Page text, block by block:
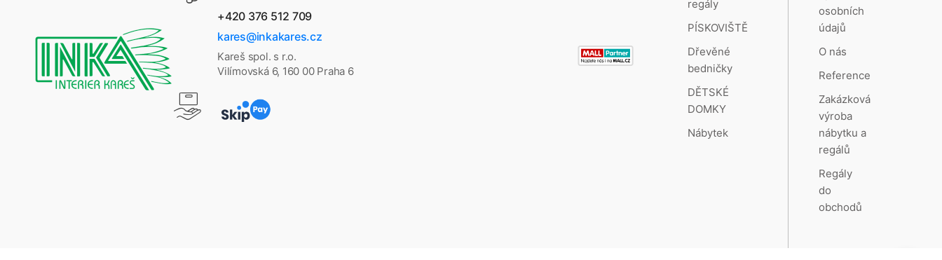
+420 376 512 709
kares@inkakares.cz
Kareš spol. s r.o.
Vilímovská 6, 160 00 Praha 6
regály
PÍSKOVIŠTĚ
Dřevěné
bedničky
DĚTSKÉ
DOMKY
Nábytek
osobních
údajů
O nás
Reference
Zakázková
výroba
nábytku a
regálů
Regály
do
obchodů